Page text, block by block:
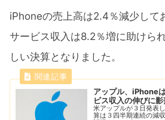
iPhoneの売上高は2.4％減少して
サービス収入は8.2％増に助けら
しい決算となりました。
アップル、iPhone
ビス収入の伸びに
米アップルが３日発表
算は３四半期連続の減